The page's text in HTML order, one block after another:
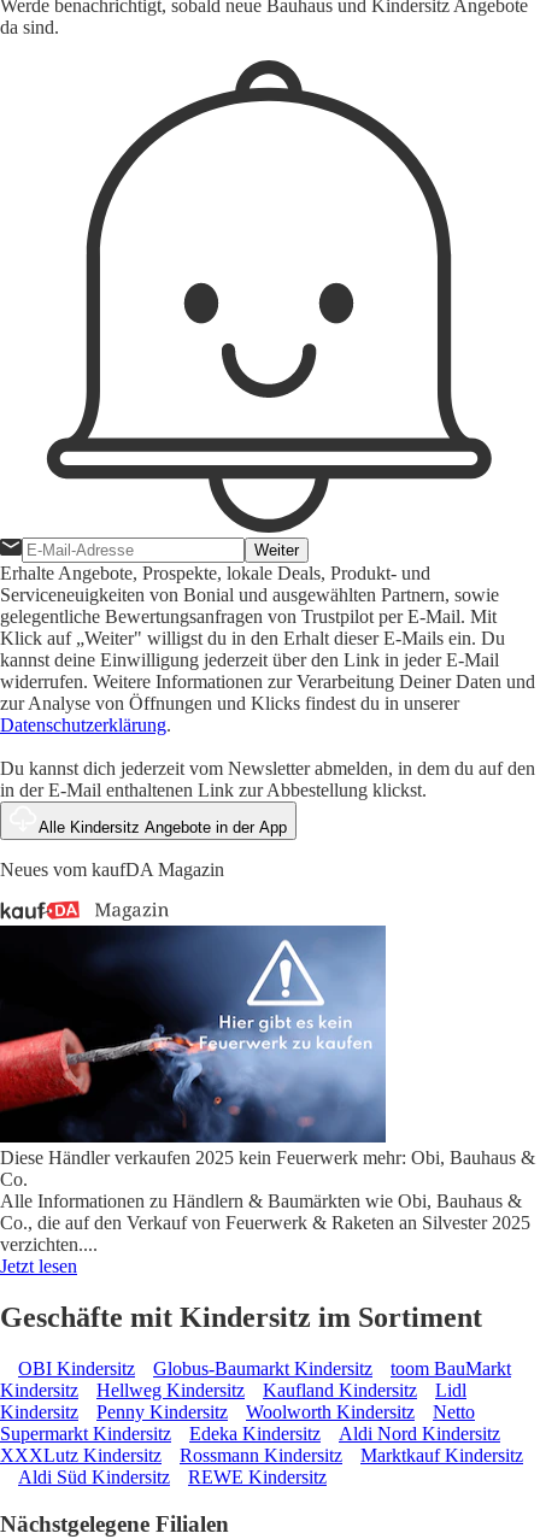
Werde benachrichtigt, sobald neue Bauhaus und Kindersitz Angebote
da sind.
Weiter
Erhalte Angebote, Prospekte, lokale Deals, Produkt- und
Serviceneuigkeiten von Bonial und ausgewählten Partnern, sowie
gelegentliche Bewertungsanfragen von Trustpilot per E-Mail. Mit
Klick auf „Weiter" willigst du in den Erhalt dieser E-Mails ein. Du
kannst deine Einwilligung jederzeit über den Link in jeder E-Mail
widerrufen. Weitere Informationen zur Verarbeitung Deiner Daten und
zur Analyse von Öffnungen und Klicks findest du in unserer
Datenschutzerklärung.
Du kannst dich jederzeit vom Newsletter abmelden, in dem du auf den
in der E-Mail enthaltenen Link zur Abbestellung klickst.
Alle Kindersitz Angebote in der App
Neues vom kaufDA Magazin
Diese Händler verkaufen 2025 kein Feuerwerk mehr: Obi, Bauhaus &
Co.
Alle Informationen zu Händlern & Baumärkten wie Obi, Bauhaus &
Co., die auf den Verkauf von Feuerwerk & Raketen an Silvester 2025
verzichten....
Jetzt lesen
Geschäfte mit Kindersitz im Sortiment
OBI Kindersitz Globus-Baumarkt Kindersitz
toom BauMarkt
Kindersitz
Hellweg Kindersitz Kaufland Kindersitz
Lidl
Kindersitz
Penny Kindersitz Woolworth Kindersitz
Netto
Supermarkt Kindersitz
Edeka Kindersitz
Aldi Nord Kindersitz
XXXLutz Kindersitz
Rossmann Kindersitz
Marktkauf Kindersitz
Aldi Süd Kindersitz
REWE Kindersitz
Nächstgelegene Filialen